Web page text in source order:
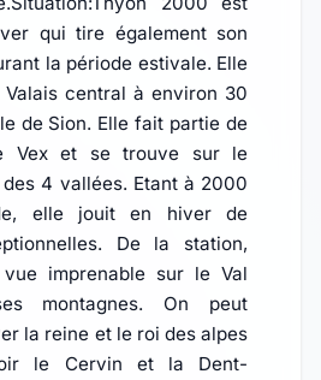
qui tire également son
la période estivale. Elle
central à environ 30
de Sion. Elle fait partie de
Vex et se trouve sur le
4 vallées. Etant à 2000
elle jouit en hiver de
De la station,
imprenable sur le Val
montagnes. On peut
la reine et le roi des alpes
le Cervin et la Dent-